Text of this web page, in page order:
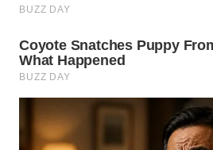
WN
UTARA
WN
SAMOSIR
WN